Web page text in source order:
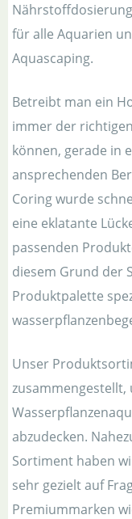
für alle Aquarien
Aquascaping.
Betreibt man ein
immer der
können, gerade in
ansprechenden
Coring wurde
eine eklatante
passenden
diesem Grund der
Produktpalette
Unser
abzudecken.
Sortiment haben
sehr gezielt auf
Premiummarken